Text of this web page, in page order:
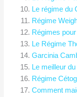
Le régime du
Régime
Régimes
Le Régime
Garcinia
Le meilleur
Régime
Comment